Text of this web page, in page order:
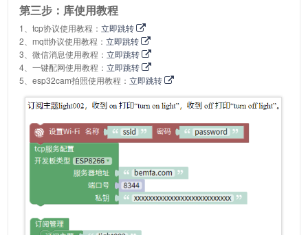
第三步：库使用教程
1、tcp协议使用教程： 立即跳转
2、mqtt协议使用教程： 立即跳转
3、微信消息使用教程： 立即跳转
4、一键配网使用教程： 立即跳转
5、esp32cam拍照使用教程： 立即跳转